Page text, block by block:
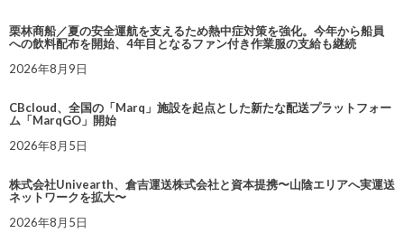
栗林商船／夏の安全運航を支えるため熱中症対策を強化。今年から船員
への飲料配布を開始、4年目となるファン付き作業服の支給も継続
2026年8月9日
CBcloud、全国の「Marq」施設を起点とした新たな配送プラットフォー
ム「MarqGO」開始
2026年8月5日
株式会社Univearth、倉吉運送株式会社と資本提携〜山陰エリアへ実運送
ネットワークを拡大〜
2026年8月5日